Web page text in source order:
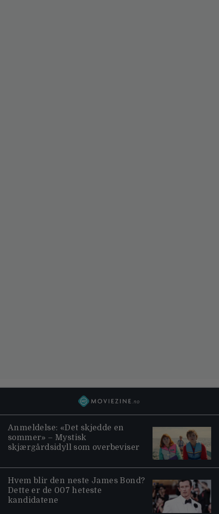
Anmeldelse: «Det skjedde en
sommer» – Mystisk
skjærgårdsidyll som overbeviser
Hvem blir den neste James Bond?
Dette er de 007 heteste
kandidatene